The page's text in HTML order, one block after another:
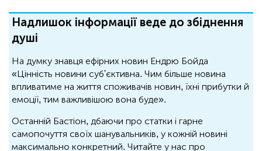
Надлишок інформації веде до збіднення
душі
На думку знавця ефірних новин Ендрю Бойда
«Цінність новини суб'єктивна. Чим більше новина
впливатиме на життя споживачів новин, їхні прибутки й
емоції, тим важливішою вона буде».
Останній Бастіон, дбаючи про статки і гарне
самопочуття своїх шанувальників, у кожній новині
максимально конкретний. Читайте у нас про